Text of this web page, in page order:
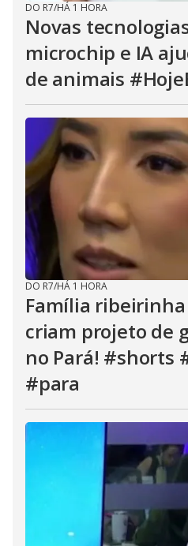
DO R7/HÁ 1 HORA
Novas
microchip e IA
de animais
DO R7/HÁ 1 HORA
Família
criam projeto de
no Pará! #shorts
#para